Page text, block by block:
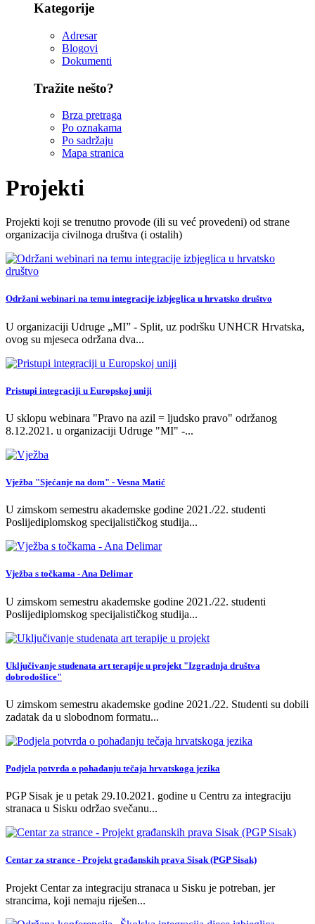
Kategorije
Adresar
Blogovi
Dokumenti
Tražite nešto?
Brza pretraga
Po oznakama
Po sadržaju
Mapa stranica
Projekti
Projekti koji se trenutno provode (ili su već provedeni) od strane
organizacija civilnoga društva (i ostalih)
Održani webinari na temu integracije izbjeglica u hrvatsko društvo
U organizaciji Udruge „MI” - Split, uz podršku UNHCR Hrvatska,
ovog su mjeseca održana dva...
Pristupi integraciji u Europskoj uniji
U sklopu webinara "Pravo na azil = ljudsko pravo" održanog
8.12.2021. u organizaciji Udruge "MI" -...
Vježba "Sjećanje na dom" - Vesna Matić
U zimskom semestru akademske godine 2021./22. studenti
Poslijediplomskog specijalističkog studija...
Vježba s točkama - Ana Delimar
U zimskom semestru akademske godine 2021./22. studenti
Poslijediplomskog specijalističkog studija...
Uključivanje studenata art terapije u projekt "Izgradnja društva
dobrodošlice"
U zimskom semestru akademske godine 2021./22. Studenti su dobili
zadatak da u slobodnom formatu...
Podjela potvrda o pohađanju tečaja hrvatskoga jezika
PGP Sisak je u petak 29.10.2021. godine u Centru za integraciju
stranaca u Sisku održao svečanu...
Centar za strance - Projekt građanskih prava Sisak (PGP Sisak)
Projekt Centar za integraciju stranaca u Sisku je potreban, jer
strancima, koji nemaju riješen...